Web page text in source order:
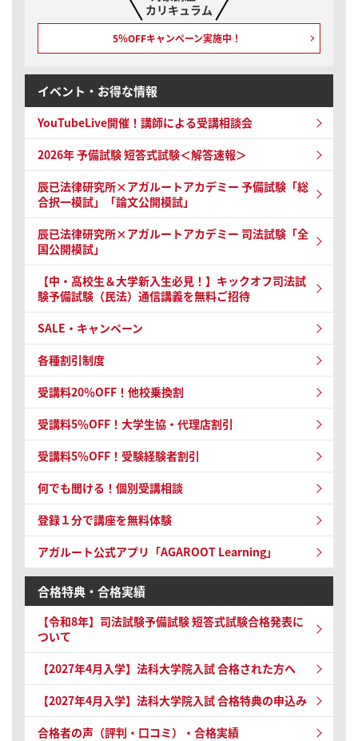
カリキュラム
5％OFFキャンペーン実施中！
イベント・お得な情報
YouTubeLive開催！ 講師による受講相談会
2026年 予備試験短答式試験＜解答速報＞
辰已法律研究所×アガルートアカデミー 予備試験 「総
合択一模試」「論文公開模試」
辰已法律研究所×アガルートアカデミー 司法試験 「全
国公開模試」
【中・高校生＆大学新入生必見！】キックオフ司法試
験予備試験（民法）通信講義を無料ご招待
SALE・キャンペーン
各種割引制度
受講料20％OFF！他校乗換割
受講料5％OFF！大学生協・代理店割引
受講料5％OFF！受験経験者割引
何でも聞ける！個別受講相談
登録１分で講座を無料体験
アガルート公式アプリ「AGAROOT Learning」
合格特典・合格実績
【令和8年】 司法試験予備試験 短答式試験合格発表に
ついて
【2027年4月入学】法科大学院入試 合格された方へ
【2027年4月入学】法科大学院入試 合格特典の申込み
合格者の声（評判・口コミ）・合格実績